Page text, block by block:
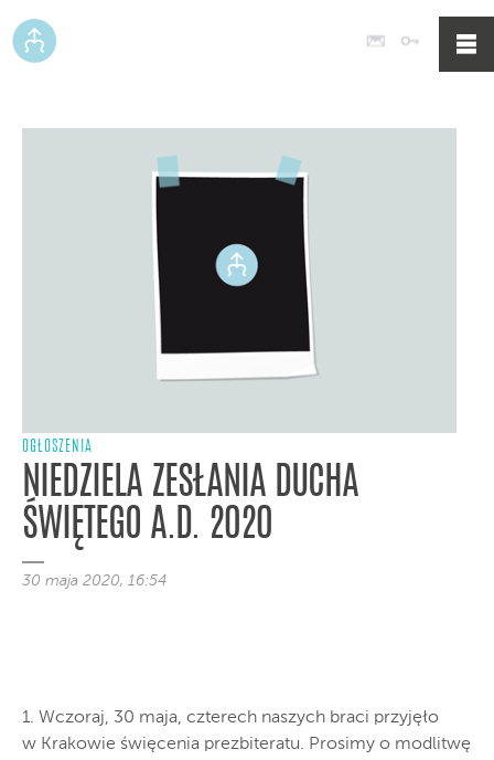
Poczta
OGŁOSZENIA
NIEDZIELA ZESŁANIA DUCHA
ŚWIĘTEGO A.D. 2020
30 maja 2020, 16:54
1. Wczoraj, 30 maja, czterech naszych braci przyjęło
w Krakowie święcenia prezbiteratu. Prosimy o modlitwę